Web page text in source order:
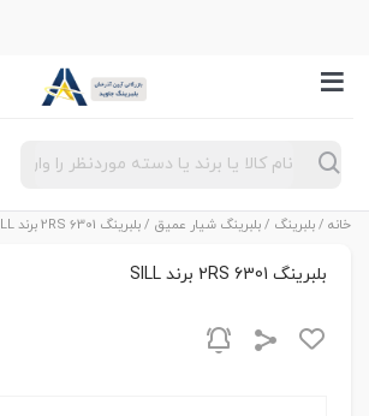
Products
search
خانه /بلبرینگ /بلبرینگ شیار عمیق / بلبرینگ 6301 2RS برند SILL
بلبرینگ 6301 2RS برند SILL